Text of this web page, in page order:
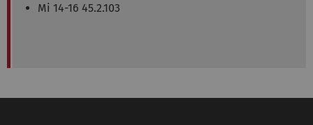
Mi 14-16 45.2.103